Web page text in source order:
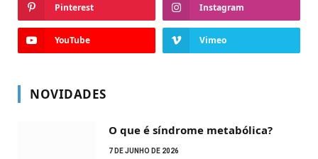
Pinterest Instagram
YouTube Vimeo
NOVIDADES
O que é síndrome metabólica?
7 DE JUNHO DE 2026